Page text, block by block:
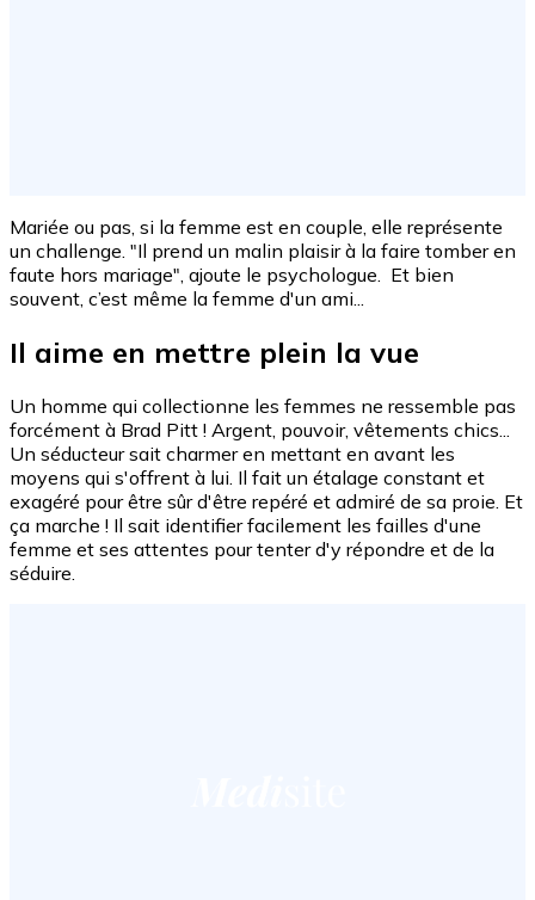
Mariée ou pas, si la femme est en couple, elle représente
un challenge. "Il prend un malin plaisir à la faire tomber en
faute hors mariage", ajoute le psychologue. Et bien
souvent, c’est même la femme d'un ami...
Il aime en mettre plein la vue
Un homme qui collectionne les femmes ne ressemble pas
forcément à Brad Pitt ! Argent, pouvoir, vêtements chics...
Un séducteur sait charmer en mettant en avant les
moyens qui s'offrent à lui. Il fait un étalage constant et
exagéré pour être sûr d'être repéré et admiré de sa proie. Et
ça marche ! Il sait identifier facilement les failles d'une
femme et ses attentes pour tenter d'y répondre et de la
séduire.